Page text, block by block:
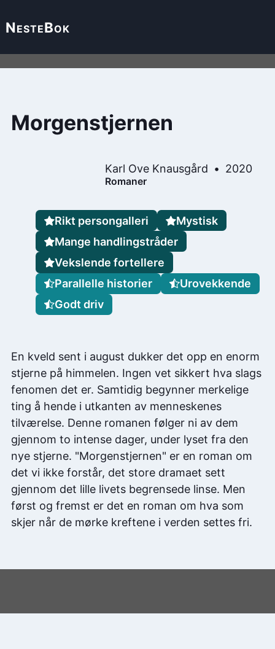
NesteBok
Morgenstjernen
Karl Ove Knausgård 2020
Romaner
En kveld sent i august dukker det opp en enorm
stjerne på himmelen. Ingen vet sikkert hva slags
fenomen det er. Samtidig begynner merkelige
ting å hende i utkanten av menneskenes
tilværelse. Denne romanen følger ni av dem
gjennom to intense dager, under lyset fra den
nye stjerne. "Morgenstjernen" er en roman om
det vi ikke forstår, det store dramaet sett
gjennom det lille livets begrensede linse. Men
først og fremst er det en roman om hva som
skjer når de mørke kreftene i verden settes fri.
Rikt persongalleri
Mystisk
Mange handlingstråder
Vekslende fortellere
Parallelle historier
Urovekkende
Godt driv